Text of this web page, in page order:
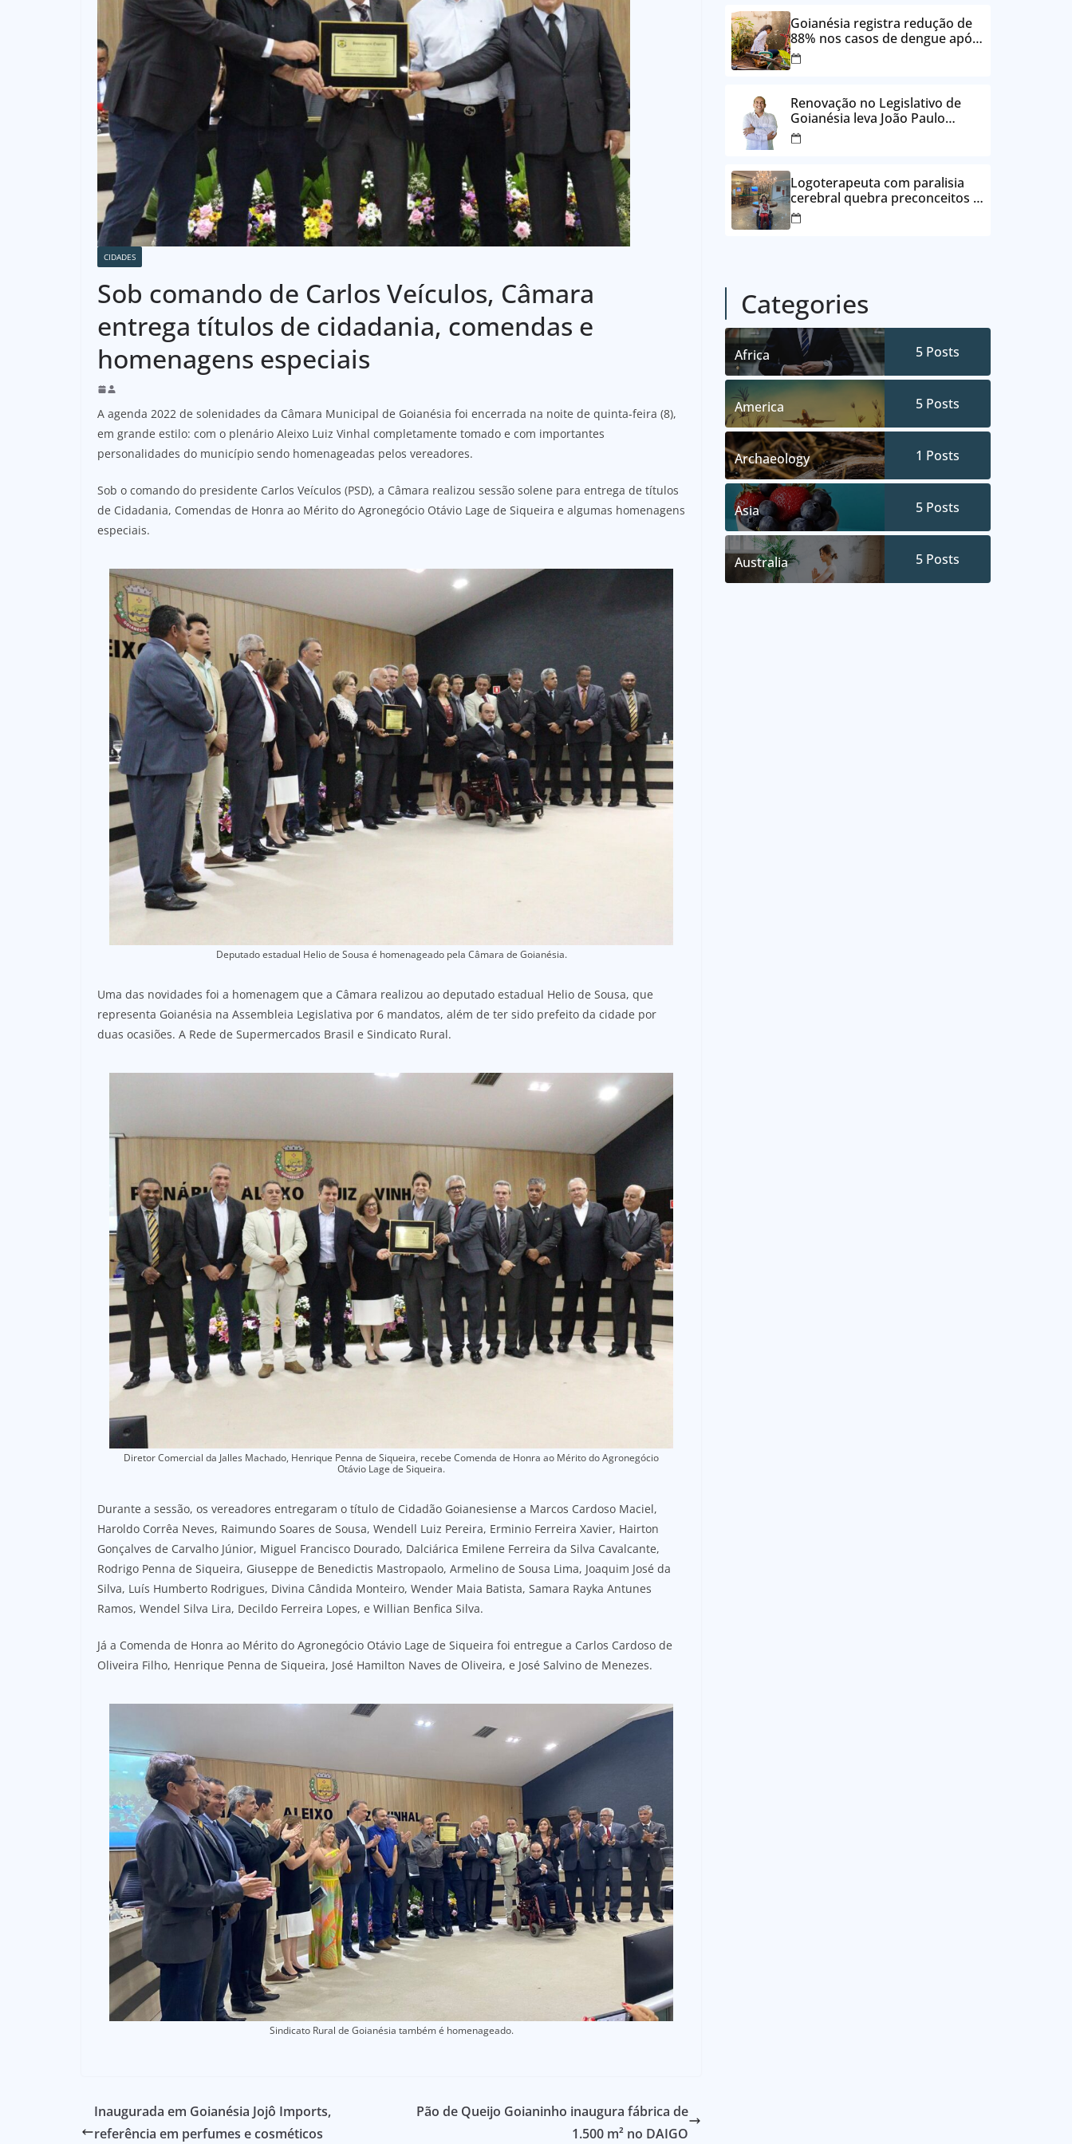
CIDADES
Sob comando de Carlos Veículos, Câmara
entrega títulos de cidadania, comendas e
homenagens especiais
A agenda 2022 de solenidades da Câmara Municipal de Goianésia foi encerrada na noite de quinta-feira (8),
em grande estilo: com o plenário Aleixo Luiz Vinhal completamente tomado e com importantes
personalidades do município sendo homenageadas pelos vereadores.
Sob o comando do presidente Carlos Veículos (PSD), a Câmara realizou sessão solene para entrega de títulos
de Cidadania, Comendas de Honra ao Mérito do Agronegócio Otávio Lage de Siqueira e algumas homenagens
especiais.
Deputado estadual Helio de Sousa é homenageado pela Câmara de Goianésia.
Uma das novidades foi a homenagem que a Câmara realizou ao deputado estadual Helio de Sousa, que
representa Goianésia na Assembleia Legislativa por 6 mandatos, além de ter sido prefeito da cidade por
duas ocasiões. A Rede de Supermercados Brasil e Sindicato Rural.
Diretor Comercial da Jalles Machado, Henrique Penna de Siqueira, recebe Comenda de Honra ao Mérito do Agronegócio
Otávio Lage de Siqueira.
Durante a sessão, os vereadores entregaram o título de Cidadão Goianesiense a Marcos Cardoso Maciel,
Haroldo Corrêa Neves, Raimundo Soares de Sousa, Wendell Luiz Pereira, Erminio Ferreira Xavier, Hairton
Gonçalves de Carvalho Júnior, Miguel Francisco Dourado, Dalciárica Emilene Ferreira da Silva Cavalcante,
Rodrigo Penna de Siqueira, Giuseppe de Benedictis Mastropaolo, Armelino de Sousa Lima, Joaquim José da
Silva, Luís Humberto Rodrigues, Divina Cândida Monteiro, Wender Maia Batista, Samara Rayka Antunes
Ramos, Wendel Silva Lira, Decildo Ferreira Lopes, e Willian Benfica Silva.
Já a Comenda de Honra ao Mérito do Agronegócio Otávio Lage de Siqueira foi entregue a Carlos Cardoso de
Oliveira Filho, Henrique Penna de Siqueira, José Hamilton Naves de Oliveira, e José Salvino de Menezes.
Sindicato Rural de Goianésia também é homenageado.
Inaugurada em Goianésia Jojô Imports,
referência em perfumes e cosméticos
Pão de Queijo Goianinho inaugura fábrica de
1.500 m² no DAIGO
Goianésia registra redução de
88% nos casos de dengue após
ações de prevenção da
Prefeitura
Renovação no Legislativo de
Goianésia leva João Paulo
Batista à Câmara Municipal
Logoterapeuta com paralisia
cerebral quebra preconceitos e
ajuda pacientes a reencontrar
propósito em Goianésia
Categories
Africa 5 Posts
America 5 Posts
Archaeology 1 Posts
Asia 5 Posts
Australia 5 Posts